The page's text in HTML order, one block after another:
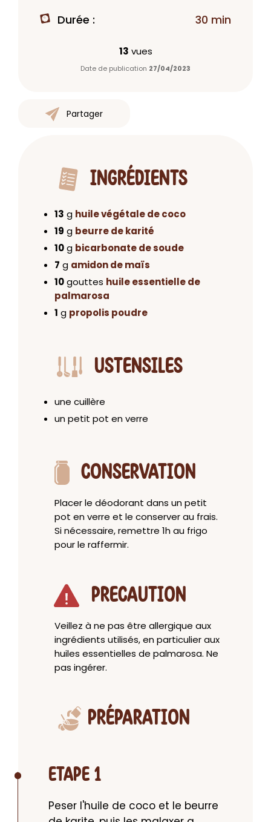
Durée : 30 min
13 vues
Date de publication 27/04/2023
Partager
INGRÉDIENTS
13 g huile végétale de coco
19 g beurre de karité
10g bicarbonate de soude
7 g amidon de maïs
10gouttes huile essentielle de
palmarosa
1 g propolis poudre
USTENSILES
une cuillère
un petit pot en verre
CONSERVATION
Placer le déodorant dans un petit
pot en verre et le conserver au frais.
Si nécessaire, remettre 1h au frigo
pour le raffermir.
PRECAUTION
Veillez à ne pas être allergique aux
ingrédients utilisés, en particulier aux
huiles essentielles de palmarosa. Ne
pas ingérer.
PRÉPARATION
ETAPE 1
Peser l'huile de coco et le beurre